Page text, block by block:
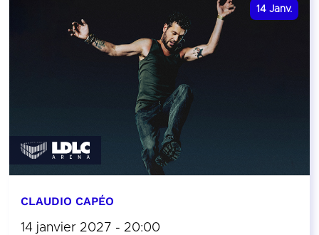
14 Janv.
CLAUDIO CAPÉO
14 janvier 2027 - 20:00